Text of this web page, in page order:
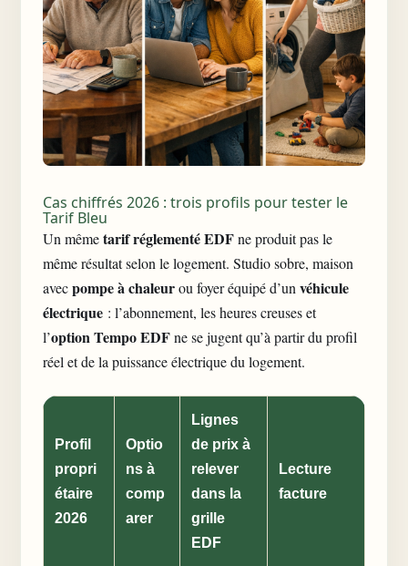
Cas chiffrés 2026 : trois profils pour tester le
Tarif Bleu
Un mêmetarif réglementé EDFne produit pas le
même résultat selon le logement. Studio sobre, maison
avecpompe à chaleurou foyer équipé d’un véhicule
électrique : l’abonnement, les heures creuses et
l’option Tempo EDFne se jugent qu’à partir du profil
réel et de la puissance électrique du logement.
Profil
propri
étaire
2026
Optio
ns à
comp
arer
Lignes
de prix à
relever
dans la
grille
EDF
Lecture
facture